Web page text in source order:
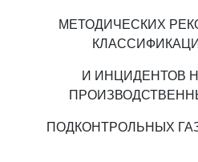
МЕТОДИЧЕСКИХ
И ИНЦИДЕНТОВ
ПОДКОНТРОЛЬНЫХ